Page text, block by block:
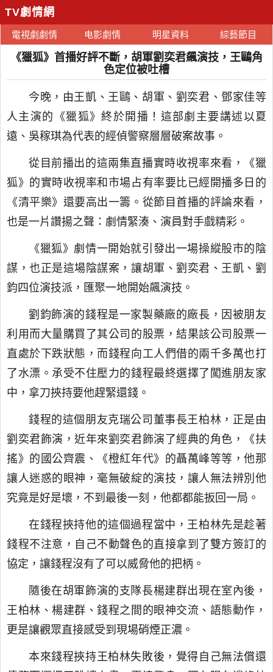
TV劇情網
電視劇劇情 电影劇情 明星資料 綜藝節目
《獵狐》首播好評不斷，胡軍劉奕君飆演技，王鷗角
色定位被吐槽
今晚，由王凱、王鷗、胡軍、劉奕君、鄧家佳等
人主演的《獵狐》終於開播！這部劇主要講述以夏
遠、吳稼琪為代表的經偵警察層層破案故事。
從目前播出的這兩集直播實時收視率來看，《獵
狐》的實時收視率和市場占有率要比已經開播多日的
《清平樂》還要高出一籌。從節目首播的評論來看，
也是一片讚揚之聲：劇情緊湊、演員對手戲精彩。
《獵狐》劇情一開始就引發出一場操縱股市的陰
謀，也正是這場陰謀案，讓胡軍、劉奕君、王凱、劉
鈞四位演技派，匯聚一地開始飆演技。
劉鈞飾演的錢程是一家製藥廠的廠長，因被朋友
利用而大量購買了其公司的股票，結果該公司股票一
直處於下跌狀態，而錢程向工人們借的兩千多萬也打
了水漂。承受不住壓力的錢程最終選擇了闖進朋友家
中，拿刀挾持要他趕緊還錢。
錢程的這個朋友克瑞公司董事長王柏林，正是由
劉奕君飾演，近年來劉奕君飾演了經典的角色，《扶
搖》的國公齊震、《橙紅年代》的聶萬峰等等，他那
讓人迷惑的眼神，毫無破綻的演技，讓人無法辨別他
究竟是好是壞，不到最後一刻，他都都能扳回一局。
在錢程挾持他的這個過程當中，王柏林先是趁著
錢程不注意，自己不動聲色的直接拿到了雙方簽訂的
協定，讓錢程沒有了可以威脅他的把柄。
隨後在胡軍飾演的支隊長楊建群出現在室內後，
王柏林、楊建群、錢程之間的眼神交流、語態動作，
更是讓觀眾直接感受到現場硝煙正濃。
本來錢程挾持王柏林失敗後，覺得自己無法償還